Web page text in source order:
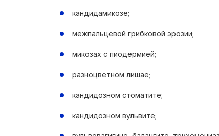
кандидамикозе;
межпальцевой грибковой эрозии;
микозах с пиодермией;
разноцветном лишае;
кандидозном стоматите;
кандидозном вульвите;